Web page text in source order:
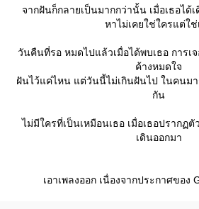
จากฝันก็กลายเป็นมากกว่านั้น เมื่อเธอได้
หาไม่เคยใช่ใครแต่ใช่
วันคืนที่รอ หมดไปแล้วเมื่อได้พบเธอ การเ
ค้างหมดใจ
ฝันไว้แค่ไหน แต่วันนี้ไม่เกินฝันไป ในคนม
กัน
ไม่มีใครที่เป็นเหมือนเธอ เมื่อเธอปรากฏ
เดินออกมา
เอาเพลงออก เนื่องจากประกาศของ